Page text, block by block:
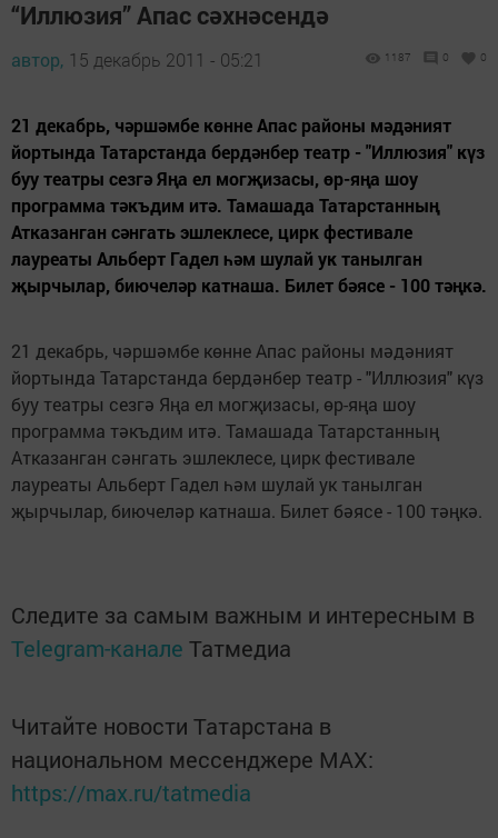
“Иллюзия” Апас сәхнәсендә
автор, 15 декабрь 2011 - 05:21 1187 0 0
21 декабрь, чәршәмбе көнне Апас районы мәдәният
йортында Татарстанда бердәнбер театр - "Иллюзия" күз
буу театры сезгә Яңа ел могҗизасы, өр-яңа шоу
программа тәкъдим итә. Тамашада Татарстанның
Атказанган сәнгать эшлеклесе, цирк фестивале
лауреаты Альберт Гадел һәм шулай ук танылган
җырчылар, биючеләр катнаша. Билет бәясе - 100 тәңкә.
21 декабрь, чәршәмбе көнне Апас районы мәдәният
йортында Татарстанда бердәнбер театр - "Иллюзия" күз
буу театры сезгә Яңа ел могҗизасы, өр-яңа шоу
программа тәкъдим итә. Тамашада Татарстанның
Атказанган сәнгать эшлеклесе, цирк фестивале
лауреаты Альберт Гадел һәм шулай ук танылган
җырчылар, биючеләр катнаша. Билет бәясе - 100 тәңкә.
Следите за самым важным и интересным в
Telegram-канале Татмедиа
Читайте новости Татарстана в
национальном мессенджере MАХ:
https://max.ru/tatmedia